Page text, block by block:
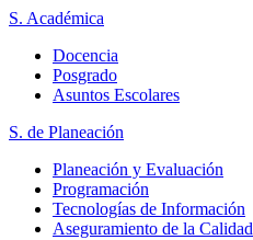
S. Académica
Docencia
Posgrado
Asuntos Escolares
S. de Planeación
Planeación y Evaluación
Programación
Tecnologías de Información
Aseguramiento de la Calidad